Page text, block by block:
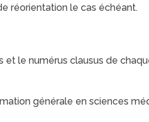
réorientation le cas échéant.
le numérus clausus de
générale en sciences